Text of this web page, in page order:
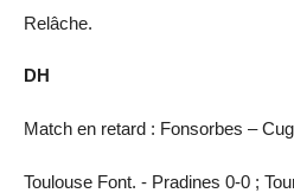
Relâche.
DH
Match en retard : Fonsorbes –
Toulouse Font. - Pradines 0-0 ;